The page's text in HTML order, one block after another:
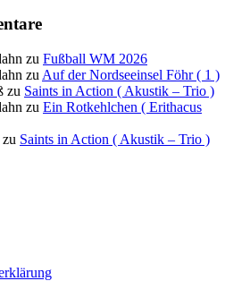
zu Fußball WM 2026
zu Auf der Nordseeinsel Föhr ( 1 )
zu Saints in Action ( Akustik – Trio )
zu Ein Rotkehlchen ( Erithacus
zu Saints in Action ( Akustik – Trio )